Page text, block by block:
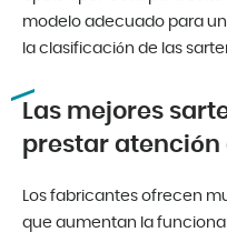
modelo adecuado para
la clasificación de las
Las mejores
prestar atención
Los fabricantes ofrecen
que aumentan la